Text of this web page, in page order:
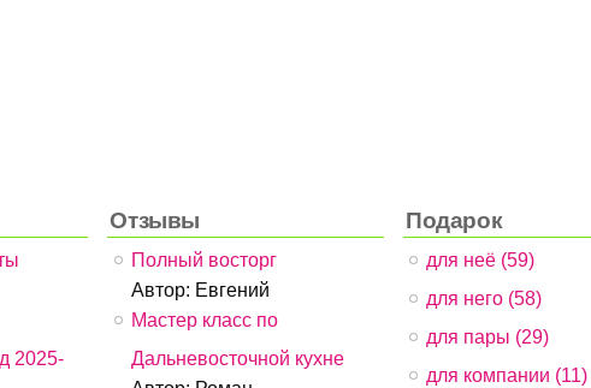
2025-
Отзывы
Полный восторг
Автор: Евгений
Мастер класс по
Дальневосточной кухне
Подарок
для неё (59)
для него (58)
для пары (29)
для компании (11)